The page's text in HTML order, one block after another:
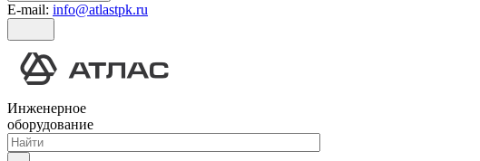
E-mail: info@atlastpk.ru
Инженерное
оборудование